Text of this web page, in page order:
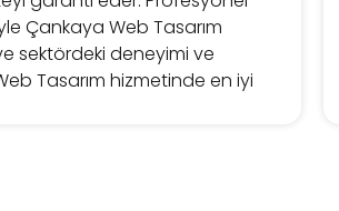
Çankaya Web Tasarım
sektördeki deneyimi ve
Tasarım hizmetinde en iyi